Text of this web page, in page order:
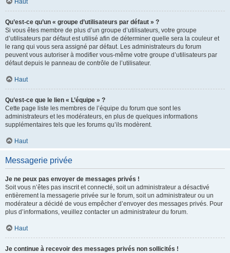
Haut
Qu’est-ce qu’un « groupe d’utilisateurs par défaut » ?
Si vous êtes membre de plus d’un groupe d’utilisateurs, votre groupe
d’utilisateurs par défaut est utilisé afin de déterminer quelle sera la couleur et
le rang qui vous sera assigné par défaut. Les administrateurs du forum
peuvent vous autoriser à modifier vous-même votre groupe d’utilisateurs par
défaut depuis le panneau de contrôle de l’utilisateur.
Haut
Qu’est-ce que le lien « L’équipe » ?
Cette page liste les membres de l’équipe du forum que sont les
administrateurs et les modérateurs, en plus de quelques informations
supplémentaires tels que les forums qu’ils modèrent.
Haut
Messagerie privée
Je ne peux pas envoyer de messages privés !
Soit vous n’êtes pas inscrit et connecté, soit un administrateur a désactivé
entièrement la messagerie privée sur le forum, soit un administrateur ou un
modérateur a décidé de vous empêcher d’envoyer des messages privés. Pour
plus d’informations, veuillez contacter un administrateur du forum.
Haut
Je continue à recevoir des messages privés non sollicités !